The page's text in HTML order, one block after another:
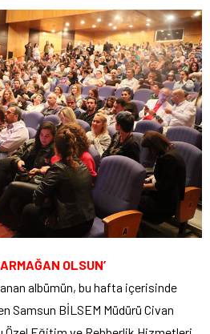
OLSUN’
albümün, bu hafta içerisinde
Samsun BİLSEM Müdürü Civan